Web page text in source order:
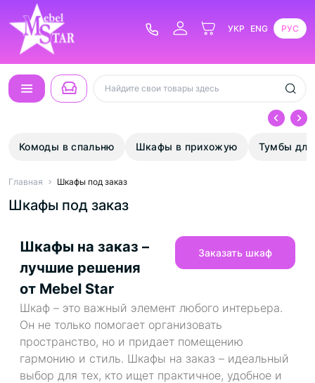
УКР ENG РУС
Комоды в спальню Шкафы в прихожую Тумбы для
Главная Шкафы под заказ
Шкафы под заказ
Заказать шкаф
Шкафы на заказ –
лучшие решения
от Mebel Star
Шкаф – это важный элемент любого интерьера.
Он не только помогает организовать
пространство, но и придает помещению
гармонию и стиль. Шкафы на заказ – идеальный
выбор для тех, кто ищет практичное, удобное и